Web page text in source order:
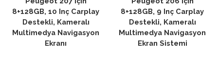
8+128GB, 10 Inç Carplay
Destekli, Kameralı
Multimedya Navigasyon
Ekranı
8+128GB, 9 Inç Carplay
Destekli, Kameralı
Multimedya Navigasyon
Ekran Sistemi